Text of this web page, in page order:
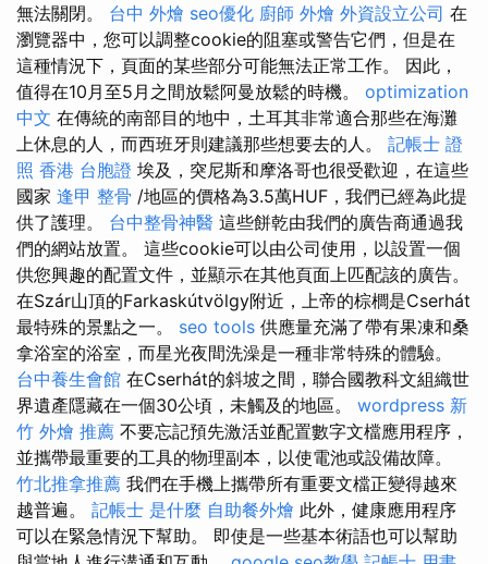
無法關閉。 台中 外燴 seo優化 廚師 外燴 外資設立公司 在
瀏覽器中，您可以調整cookie的阻塞或警告它們，但是在
這種情況下，頁面的某些部分可能無法正常工作。 因此，
值得在10月至5月之間放鬆阿曼放鬆的時機。 optimization
中文 在傳統的南部目的地中，土耳其非常適合那些在海灘
上休息的人，而西班牙則建議那些想要去的人。 記帳士 證
照 香港 台胞證 埃及，突尼斯和摩洛哥也很受歡迎，在這些
國家 逢甲 整骨 /地區的價格為3.5萬HUF，我們已經為此提
供了護理。 台中整骨神醫 這些餅乾由我們的廣告商通過我
們的網站放置。 這些cookie可以由公司使用，以設置一個
供您興趣的配置文件，並顯示在其他頁面上匹配該的廣告。
在Szár山頂的Farkaskútvölgy附近，上帝的棕櫚是Cserhát
最特殊的景點之一。 seo tools 供應量充滿了帶有果凍和桑
拿浴室的浴室，而星光夜間洗澡是一種非常特殊的體驗。
台中養生會館 在Cserhát的斜坡之間，聯合國教科文組織世
界遺產隱藏在一個30公頃，未觸及的地區。 wordpress 新
竹 外燴 推薦 不要忘記預先激活並配置數字文檔應用程序，
並攜帶最重要的工具的物理副本，以使電池或設備故障。
竹北推拿推薦 我們在手機上攜帶所有重要文檔正變得越來
越普遍。 記帳士 是什麼 自助餐外燴 此外，健康應用程序
可以在緊急情況下幫助。 即使是一些基本術語也可以幫助